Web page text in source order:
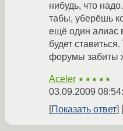
нибудь, что
табы, уберёшь
ещё один алиас
будет
форумы забиты
Aceler ★★★★★
03.09.2009
Показать ответ